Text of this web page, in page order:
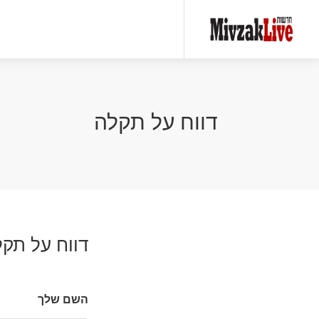
דווח על תקלה
דווח על
השם שלך